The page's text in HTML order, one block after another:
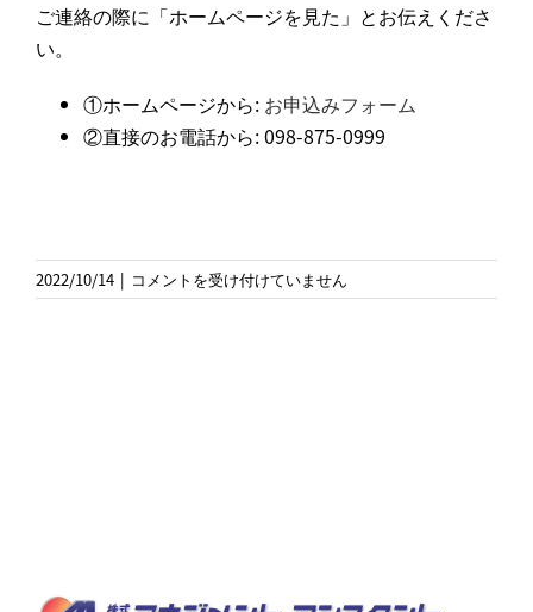
ご連絡の際に「ホームページを見た」とお伝えくださ
い。
①ホームページから: お申込みフォーム
②直接のお電話から: 098-875-0999
2022/10/14 | 2022
年
経
コメントを受け付けていません